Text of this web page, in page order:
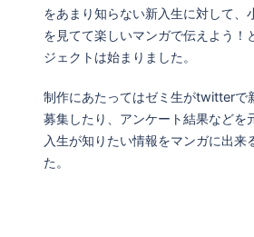
をあまり知らない新入生に対して、
を見てて楽しいマンガで伝えよう！
ジェクトは始まりました。
制作にあたってはゼミ生がtwitterで
募集したり、アンケート結果などを
入生が知りたい情報をマンガに出来
た。